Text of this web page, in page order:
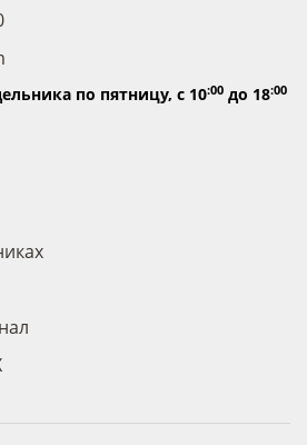
по пятницу, с 10:00 до 18:00